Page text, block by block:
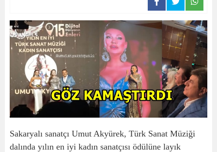
Sakaryalı sanatçı Umut Akyürek, Türk Sanat Müziği
dalında yılın en iyi kadın sanatçısı ödülüne layık